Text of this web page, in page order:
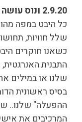
2.9.20 ונוס עושה מולות לסטורן
כל היבט במפה
שלל חוויות,
כשאנו חוקרים
התבנית
שלנו או במילים
בסיס ראשונית
ההפעלה" שלנו..
המרכיבים את